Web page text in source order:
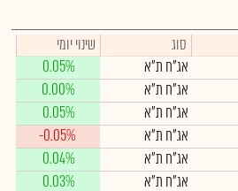
סוג
שינוי יומי
אג"ח ת"א
0.05%
אג"ח ת"א
0.00%
אג"ח ת"א
0.05%
אג"ח ת"א
-0.05%
אג"ח ת"א
0.04%
אג"ח ת"א
0.03%